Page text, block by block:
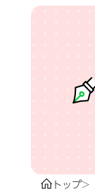
トップ